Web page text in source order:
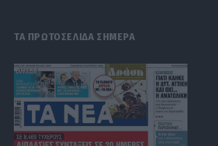
ΤΑ ΠΡΩΤΟΣΕΛΙΔΑ ΣΗΜΕΡΑ